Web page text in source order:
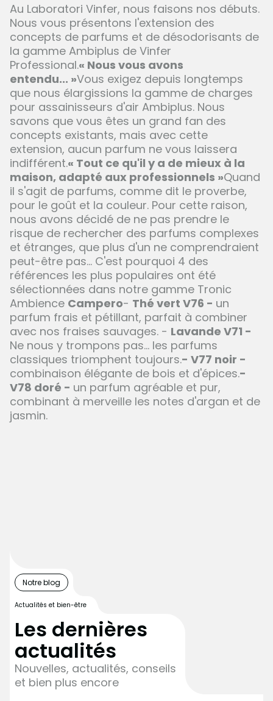
Au Laboratori Vinfer, nous faisons nos débuts.
Nous vous présentons l'extension des
concepts de parfums et de désodorisants de
la gamme Ambiplus de Vinfer
Professional.« Nous vous avons
entendu... »Vous exigez depuis longtemps
que nous élargissions la gamme de charges
pour assainisseurs d'air Ambiplus. Nous
savons que vous êtes un grand fan des
concepts existants, mais avec cette
extension, aucun parfum ne vous laissera
indifférent.« Tout ce qu'il y a de mieux à la
maison, adapté aux professionnels »Quand
il s'agit de parfums, comme dit le proverbe,
pour le goût et la couleur. Pour cette raison,
nous avons décidé de ne pas prendre le
risque de rechercher des parfums complexes
et étranges, que plus d'un ne comprendraient
peut-être pas... C'est pourquoi 4 des
références les plus populaires ont été
sélectionnées dans notre gamme Tronic
Ambience Campero- Thé vert V76 - un
parfum frais et pétillant, parfait à combiner
avec nos fraises sauvages. - Lavande V71 -
Ne nous y trompons pas... les parfums
classiques triomphent toujours.- V77 noir -
combinaison élégante de bois et d'épices.-
V78 doré - un parfum agréable et pur,
combinant à merveille les notes d'argan et de
jasmin.
Notre blog
Actualités et bien-être
Les dernières
actualités
Nouvelles, actualités, conseils
et bien plus encore